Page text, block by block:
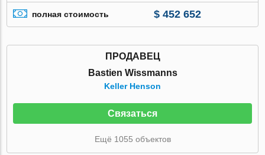
полная стоимость $ 452 652
ПРОДАВЕЦ
Bastien Wissmanns
Keller Henson
Связаться
Ещё 1055 объектов